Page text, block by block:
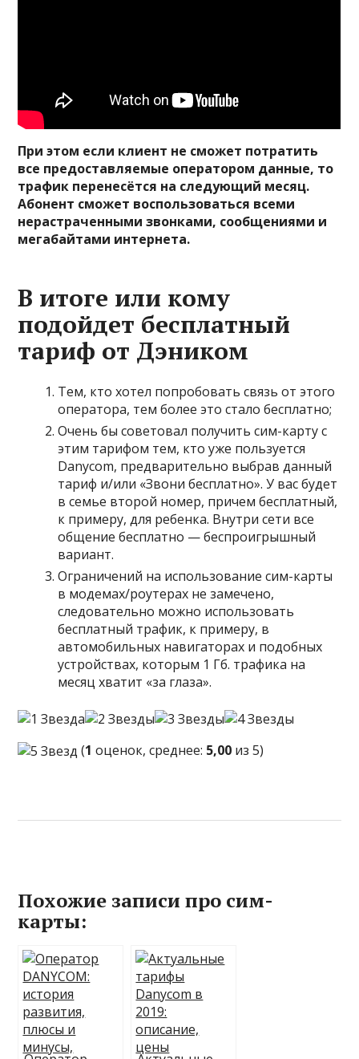
При этом если клиент не сможет потратить
все предоставляемые оператором данные, то
трафик перенесётся на следующий месяц.
Абонент сможет воспользоваться всеми
нерастраченными звонками, сообщениями и
мегабайтами интернета.
В итоге или кому
подойдет бесплатный
тариф от Дэником
Тем, кто хотел попробовать связь от этого
оператора, тем более это стало бесплатно;
Очень бы советовал получить сим-карту с
этим тарифом тем, кто уже пользуется
Danycom, предварительно выбрав данный
тариф и/или «Звони бесплатно». У вас будет
в семье второй номер, причем бесплатный,
к примеру, для ребенка. Внутри сети все
общение бесплатно — беспроигрышный
вариант.
Ограничений на использование сим-карты
в модемах/роутерах не замечено,
следовательно можно использовать
бесплатный трафик, к примеру, в
автомобильных навигаторах и подобных
устройствах, которым 1 Гб. трафика на
месяц хватит «за глаза».
(1 оценок, среднее: 5,00 из 5)
Похожие записи про сим-
карты: